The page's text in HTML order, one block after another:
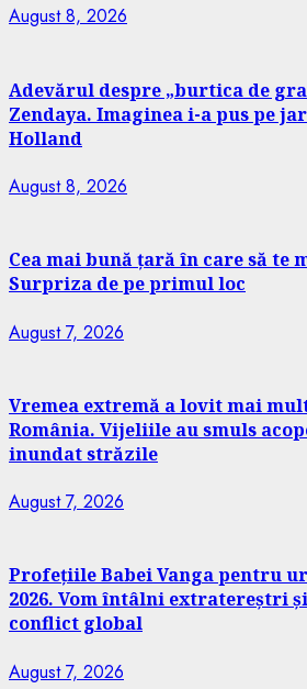
August 8, 2026
Adevărul despre „burtica de
Zendaya. Imaginea i-a pus pe
Holland
August 8, 2026
Cea mai bună țară în care să te
Surpriza de pe primul loc
August 7, 2026
Vremea extremă a lovit mai
România. Vijeliile au smuls
inundat străzile
August 7, 2026
Profețiile Babei Vanga pentru
2026. Vom întâlni extratereștri
conflict global
August 7, 2026